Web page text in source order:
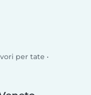
per tate